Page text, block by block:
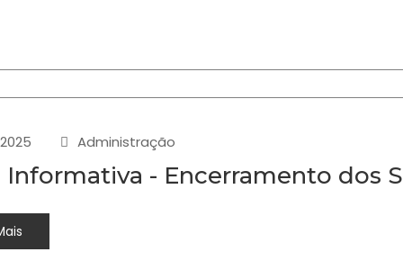
Administração
Informativa - Encerramento dos